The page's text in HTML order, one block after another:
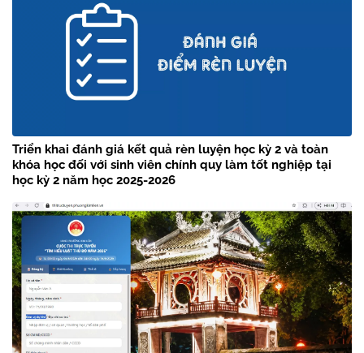
Triển khai đánh giá kết quả rèn luyện học kỳ 2 và toàn
khóa học đối với sinh viên chính quy làm tốt nghiệp tại
học kỳ 2 năm học 2025-2026